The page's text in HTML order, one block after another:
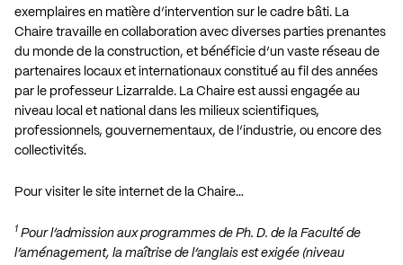
exemplaires en matière d’intervention sur le cadre bâti. La
Chaire travaille en collaboration avec diverses parties prenantes
du monde de la construction, et bénéficie d’un vaste réseau de
partenaires locaux et internationaux constitué au fil des années
par le professeur Lizarralde. La Chaire est aussi engagée au
niveau local et national dans les milieux scientifiques,
professionnels, gouvernementaux, de l’industrie, ou encore des
collectivités.
Pour visiter le site internet de la Chaire…
1 Pour l’admission aux programmes de Ph. D. de la Faculté de
l’aménagement, la maîtrise de l’anglais est exigée (niveau